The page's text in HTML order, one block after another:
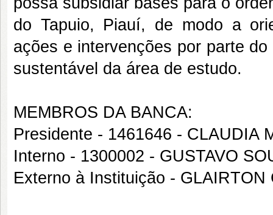
do Tapuio, Piauí, de modo a
ações e intervenções por parte
sustentável da área de estudo.
MEMBROS DA BANCA:
Presidente - 1461646 - CLAUDIA
Interno - 1300002 - GUSTAVO
Externo à Instituição -